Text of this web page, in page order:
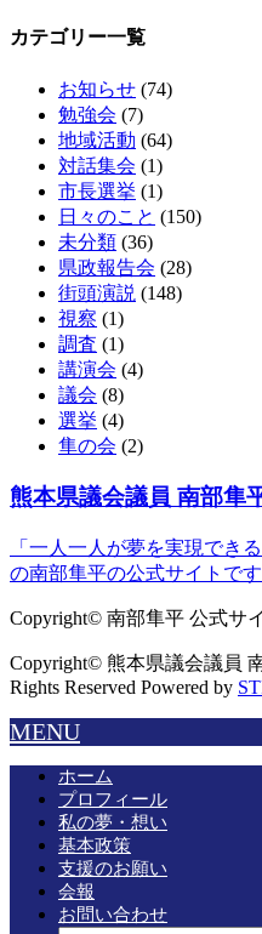
カテゴリー一覧
お知らせ (74)
勉強会 (7)
地域活動 (64)
対話集会 (1)
市長選挙 (1)
日々のこと (150)
未分類 (36)
県政報告会 (28)
街頭演説 (148)
視察 (1)
調査 (1)
講演会 (4)
議会 (8)
選挙 (4)
隼の会 (2)
熊本県議会議員 南部隼
「一人一人が夢を実現でき
の南部隼平の公式サイトです
Copyright© 南部隼平 公式サ
Copyright© 熊本県議会議員
Rights Reserved Powered by
MENU
ホーム
プロフィール
私の夢・想い
基本政策
支援のお願い
会報
お問い合わせ